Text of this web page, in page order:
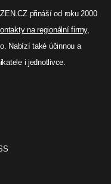
přináší od roku 2000
na regionální firmy,
Nabízí také účinnou a
i jednotlivce.